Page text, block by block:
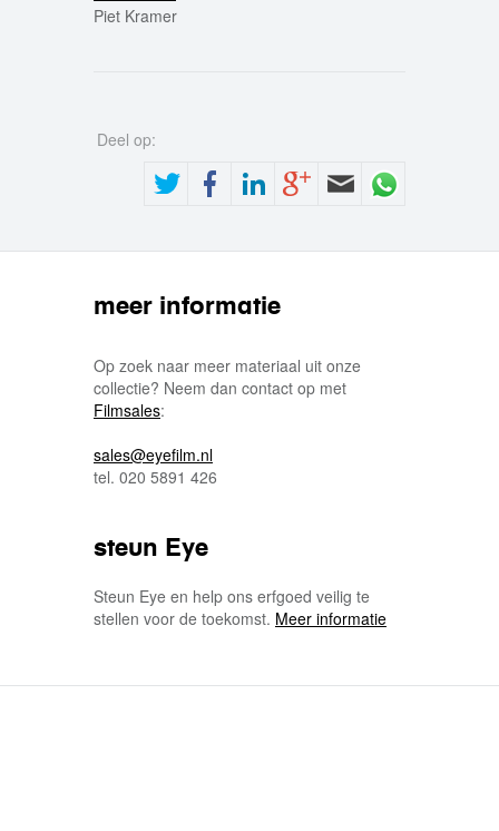
Piet Kramer
Deel op:
meer informatie
Op zoek naar meer materiaal uit onze
collectie? Neem dan contact op met
Filmsales:
sales@eyefilm.nl
tel. 020 5891 426
steun Eye
Steun Eye en help ons erfgoed veilig te
stellen voor de toekomst. Meer informatie